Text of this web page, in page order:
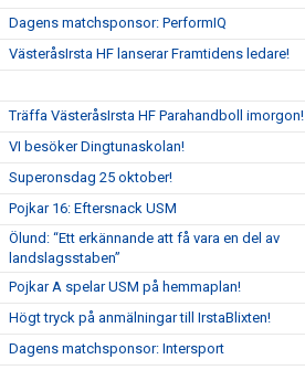
Dagens matchsponsor: PerformIQ
VästeråsIrsta HF lanserar Framtidens ledare!
Träffa VästeråsIrsta HF Parahandboll imorgon!
VI besöker Dingtunaskolan!
Superonsdag 25 oktober!
Pojkar 16: Eftersnack USM
Ölund: “Ett erkännande att få vara en del av
landslagsstaben”
Pojkar A spelar USM på hemmaplan!
Högt tryck på anmälningar till IrstaBlixten!
Dagens matchsponsor: Intersport